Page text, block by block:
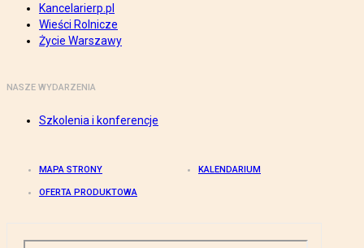
Kancelarierp.pl
Wieści Rolnicze
Życie Warszawy
NASZE WYDARZENIA
Szkolenia i konferencje
MAPA STRONY KALENDARIUM
OFERTA PRODUKTOWA